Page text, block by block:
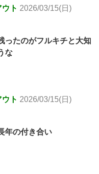
ト 2026/03/15(日)
ったのがフルキチと大知
な
ト 2026/03/15(日)
年の付き合い